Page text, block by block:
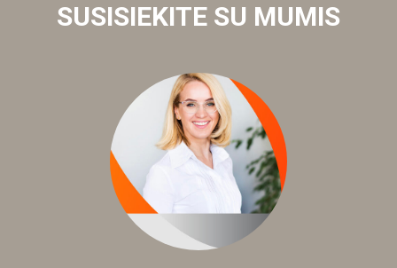
SUSISIEKITE SU MUMIS